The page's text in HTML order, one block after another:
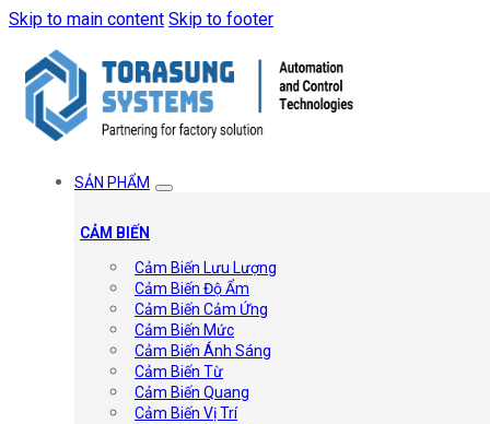
Skip to main content Skip to footer
SẢN PHẨM
CẢM BIẾN
Cảm Biến Lưu Lượng
Cảm Biến Độ Ẩm
Cảm Biến Cảm Ứng
Cảm Biến Mức
Cảm Biến Ánh Sáng
Cảm Biến Từ
Cảm Biến Quang
Cảm Biến Vị Trí